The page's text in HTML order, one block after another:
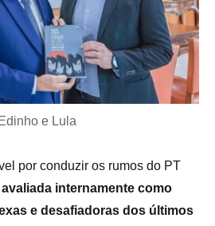
Edinho e Lula
por conduzir os rumos do PT
avaliada internamente como
e desafiadoras dos últimos